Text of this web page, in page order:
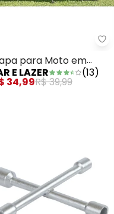
- Bico de Válvula
para Moto em
E LAZER (13)
34,99R$ 39,99